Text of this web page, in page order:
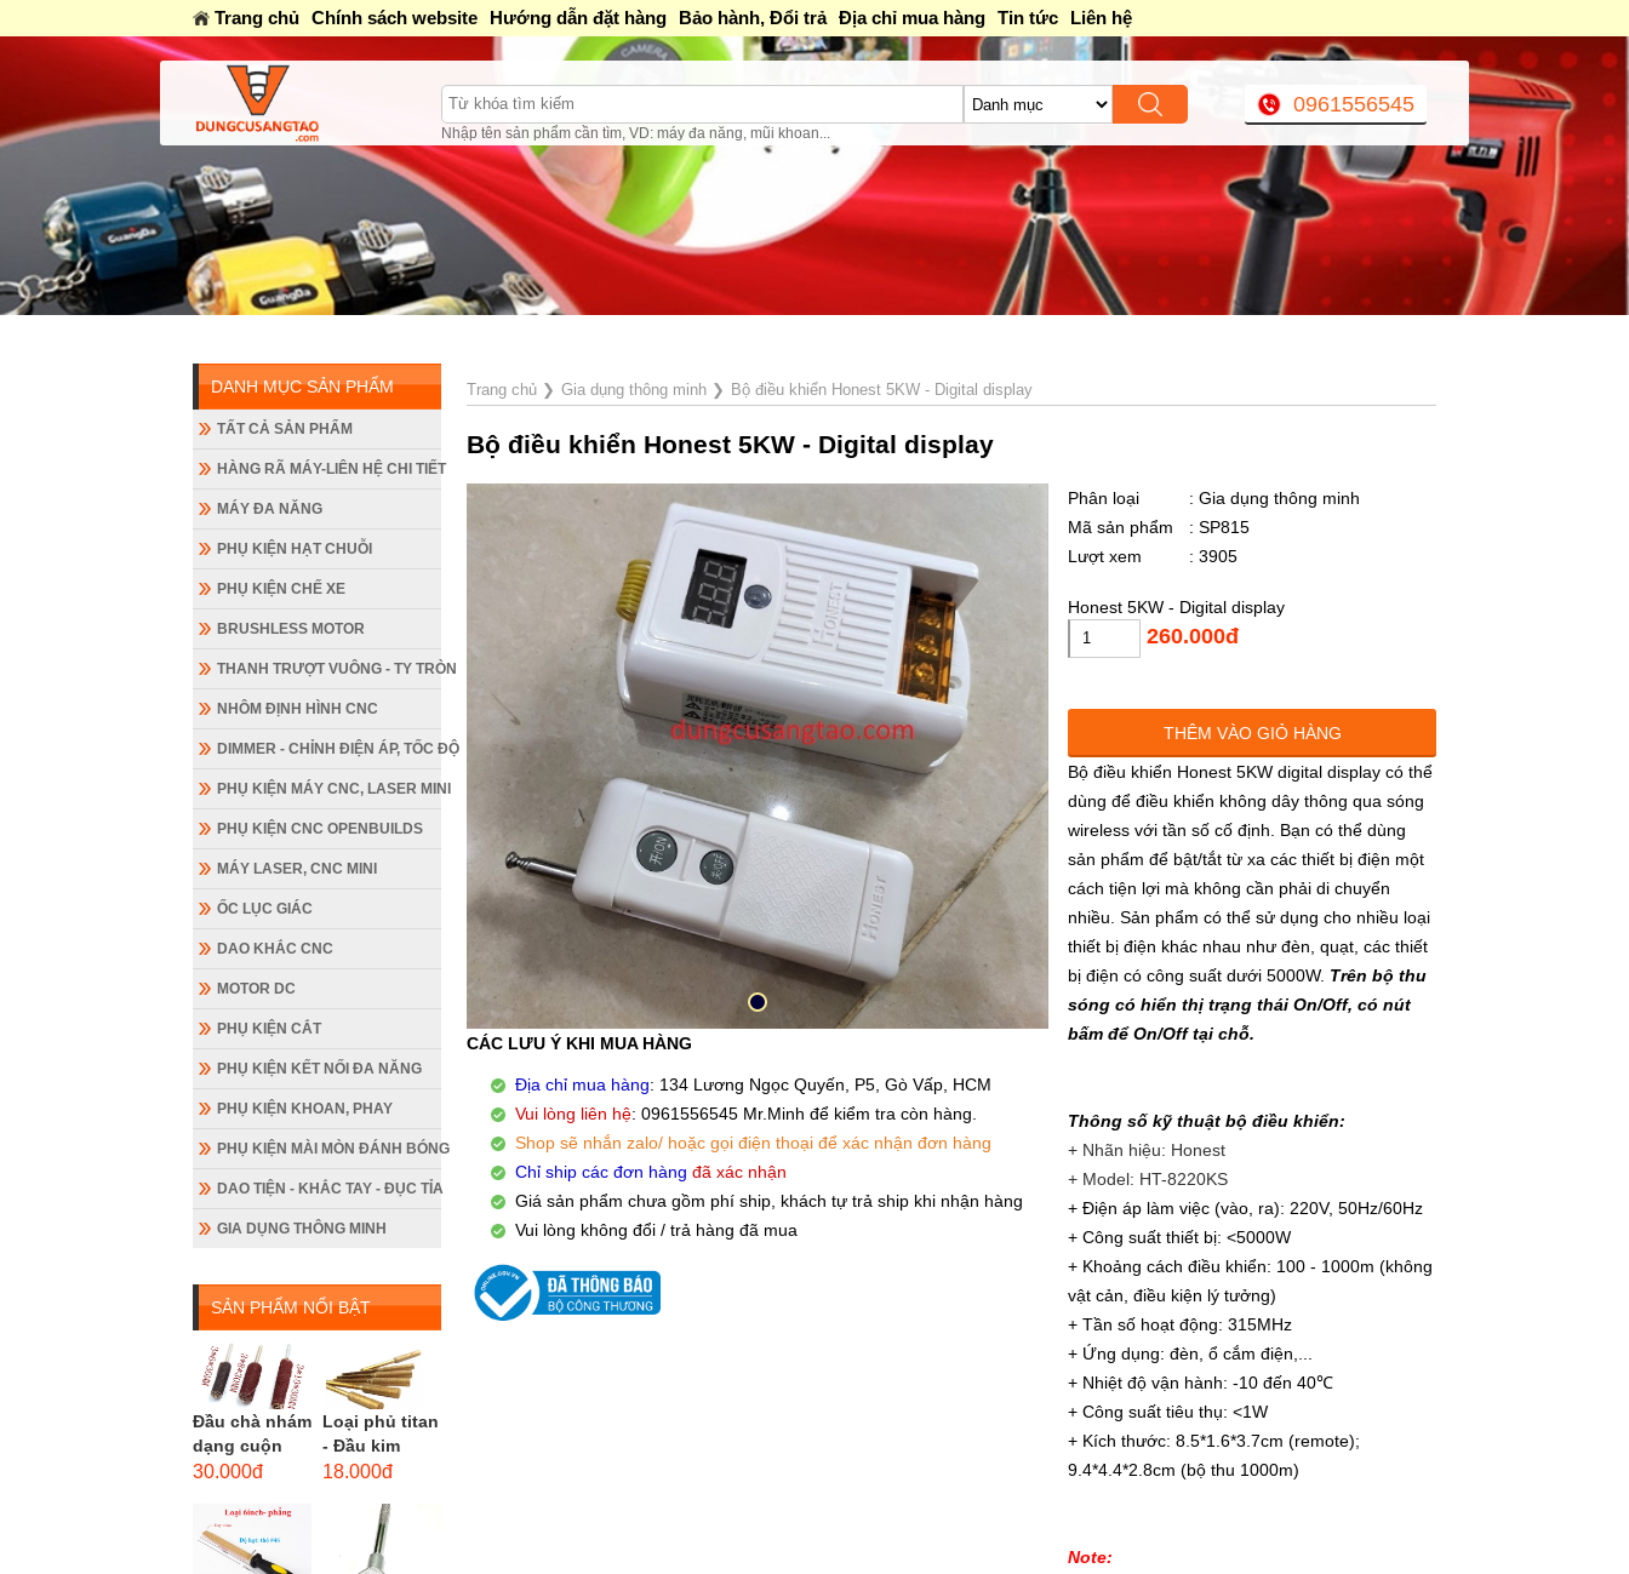
Trang chủ Chính sách website Hướng dẫn đặt hàng Bảo hành, Đổi trả Địa chỉ mua hàng Tin tức Liên hệ
Nhập tên sản phẩm cần tìm, VD: máy đa năng, mũi khoan...
0961556545
DANH MỤC SẢN PHẨM
TẤT CẢ SẢN PHẨM
HÀNG RÃ MÁY-LIÊN HỆ CHI TIẾT
MÁY ĐA NĂNG
PHỤ KIỆN HẠT CHUỖI
PHỤ KIỆN CHẾ XE
BRUSHLESS MOTOR
THANH TRƯỢT VUÔNG - TY TRÒN
NHÔM ĐỊNH HÌNH CNC
DIMMER - CHỈNH ĐIỆN ÁP, TỐC ĐỘ
PHỤ KIỆN MÁY CNC, LASER MINI
PHỤ KIỆN CNC OPENBUILDS
MÁY LASER, CNC MINI
ỐC LỤC GIÁC
DAO KHẮC CNC
MOTOR DC
PHỤ KIỆN CẮT
PHỤ KIỆN KẾT NỐI ĐA NĂNG
PHỤ KIỆN KHOAN, PHAY
PHỤ KIỆN MÀI MÒN ĐÁNH BÓNG
DAO TIỆN - KHẮC TAY - ĐỤC TỈA
GIA DỤNG THÔNG MINH
SẢN PHẨM NỔI BẬT
Đầu chà nhám
dạng cuộn
loại dài gắn
cốt 3mm
đầu...
30.000đ
Loại phủ titan
- Đầu kim
cương hình
(mũi mài...
18.000đ
Trang chủ❯ Gia dụng thông minh❯ Bộ điều khiển Honest 5KW - Digital display
Bộ điều khiển Honest 5KW - Digital display
CÁC LƯU Ý KHI MUA HÀNG
Địa chỉ mua hàng: 134 Lương Ngọc Quyến, P5, Gò Vấp, HCM
Vui lòng liên hệ: 0961556545 Mr.Minh để kiểm tra còn hàng.
Shop sẽ nhắn zalo/ hoặc gọi điện thoại để xác nhận đơn hàng
Chỉ ship các đơn hàng đã xác nhận
Giá sản phẩm chưa gồm phí ship, khách tự trả ship khi nhận hàng
Vui lòng không đổi / trả hàng đã mua
Phân loại
: Gia dụng thông minh
Mã sản phẩm
: SP815
Lượt xem
: 3905
Honest 5KW - Digital display
260.000đ
THÊM VÀO GIỎ HÀNG
Bộ điều khiển Honest 5KW digital display có thể
dùng để điều khiển không dây thông qua sóng
wireless với tần số cố định. Bạn có thể dùng
sản phẩm để bật/tắt từ xa các thiết bị điện một
cách tiện lợi mà không cần phải di chuyển
nhiều. Sản phẩm có thể sử dụng cho nhiều loại
thiết bị điện khác nhau như đèn, quạt, các thiết
bị điện có công suất dưới 5000W. Trên bộ thu
sóng có hiển thị trạng thái On/Off, có nút
bấm để On/Off tại chỗ.
Thông số kỹ thuật bộ điều khiển:
+ Nhãn hiệu: Honest
+ Model: HT-8220KS
+ Điện áp làm việc (vào, ra): 220V, 50Hz/60Hz
+ Công suất thiết bị: <5000W
+ Khoảng cách điều khiển: 100 - 1000m (không
vật cản, điều kiện lý tưởng)
+ Tần số hoạt động: 315MHz
+ Ứng dụng: đèn, ổ cắm điện,...
+ Nhiệt độ vận hành: -10 đến 40℃
+ Công suất tiêu thụ: <1W
+ Kích thước: 8.5*1.6*3.7cm (remote);
9.4*4.4*2.8cm (bộ thu 1000m)
Note: